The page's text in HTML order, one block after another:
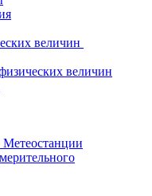
величин
величин